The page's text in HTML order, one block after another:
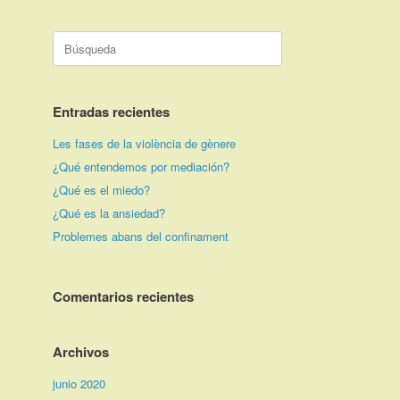
Buscar:
Entradas recientes
Les fases de la violència de gènere
¿Qué entendemos por mediación?
¿Qué es el miedo?
¿Qué es la ansiedad?
Problemes abans del confinament
Comentarios recientes
Archivos
junio 2020